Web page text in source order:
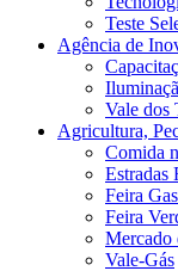
Teste
Agência de
Vale dos
Agricultura,
Comida
Estradas
Feira
Feira
Mercado
Vale-Gás